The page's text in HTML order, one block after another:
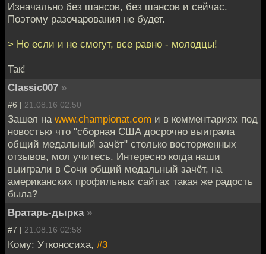
Изначально без шансов, без шансов и сейчас.
Поэтому разочарования не будет.
> Но если и не смогут, все равно - молодцы!
Так!
Classic007 »
#6 | 21.08.16 02:50
Зашел на www.championat.com и в комментариях под
новостью что "сборная США досрочно выиграла
общий медальный зачёт" столько восторженных
отзывов, мол учитесь. Интересно когда наши
выиграли в Сочи общий медальный зачёт, на
американских профильных сайтах такая же радость
была?
Вратарь-дырка »
#7 | 21.08.16 02:58
Кому: Утконосиха, #3